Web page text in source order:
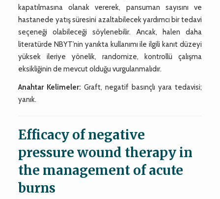
kapatılmasına olanak vererek, pansuman sayısını ve
hastanede yatış süresini azaltabilecek yardımcı bir tedavi
seçeneği olabileceği söylenebilir. Ancak, halen daha
literatürde NBYT’nin yanıkta kullanımı ile ilgili kanıt düzeyi
yüksek ileriye yönelik, randomize, kontrollü çalışma
eksikliğinin de mevcut olduğu vurgulanmalıdır.
Anahtar Kelimeler: Graft, negatif basınçlı yara tedavisi;
yanık.
Efficacy of negative
pressure wound therapy in
the management of acute
burns